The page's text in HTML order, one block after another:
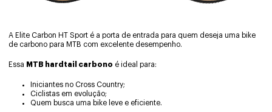
A Elite Carbon HT Sport é a porta de entrada para quem deseja uma bike
de carbono para MTB com excelente desempenho.
Essa MTB hardtail carbono é ideal para:
Iniciantes no Cross Country;
Ciclistas em evolução;
Quem busca uma bike leve e eficiente.